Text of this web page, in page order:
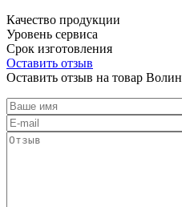
Качество продукции
Уровень сервиса
Срок изготовления
Оставить отзыв
Оставить отзыв на товар Волин